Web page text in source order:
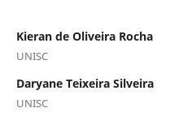
Kieran de Oliveira Rocha
UNISC
Daryane Teixeira Silveira
UNISC